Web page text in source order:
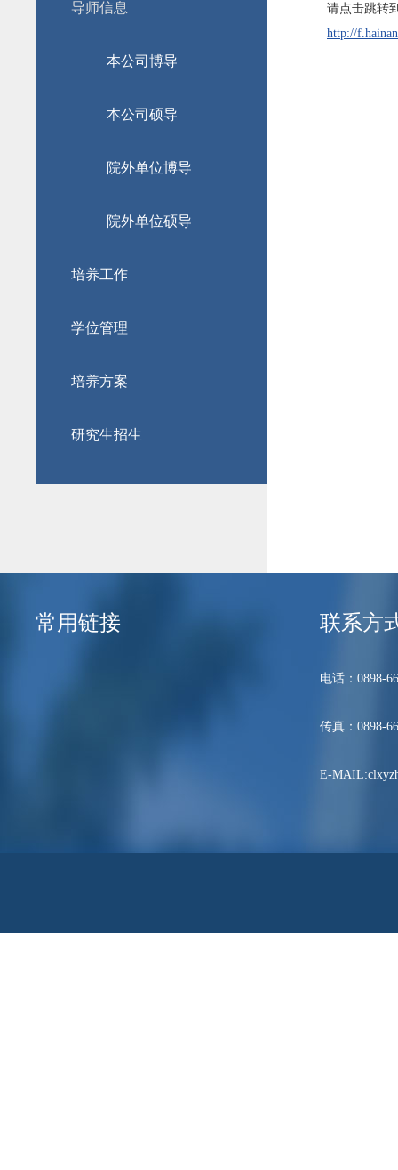
导师信息
本公司博导
本公司硕导
院外单位博导
院外单位硕导
培养工作
学位管理
培养方案
研究生招生
请点击跳转
http://
常用链接 联系方
电话：0898-
传真：0898-
E-